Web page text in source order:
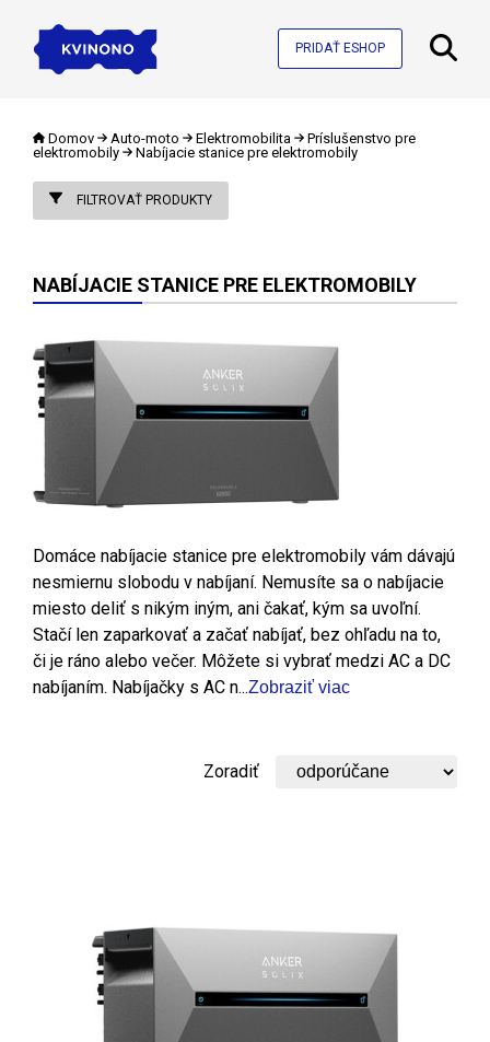
PRIDAŤ ESHOP
Domov Auto-moto Elektromobilita
Príslušenstvo pre
elektromobily
Nabíjacie stanice pre elektromobily
FILTROVAŤ PRODUKTY
NABÍJACIE STANICE PRE ELEKTROMOBILY
Domáce nabíjacie stanice pre elektromobily vám dávajú
nesmiernu slobodu v nabíjaní. Nemusíte sa o nabíjacie
miesto deliť s nikým iným, ani čakať, kým sa uvoľní.
Stačí len zaparkovať a začať nabíjať, bez ohľadu na to,
či je ráno alebo večer. Môžete si vybrať medzi AC a DC
nabíjaním. Nabíjačky s AC n...Zobraziť viac
Zoradiť